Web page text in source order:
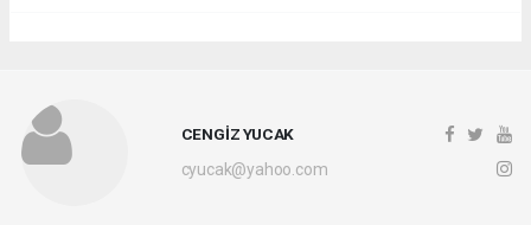
CENGİZ YUCAK
cyucak@yahoo.com